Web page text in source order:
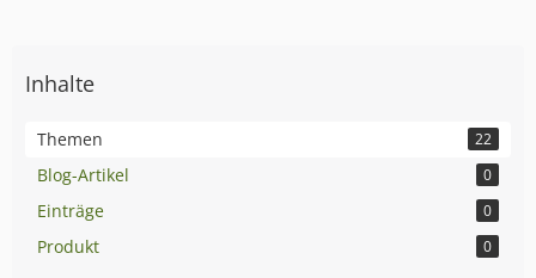
Inhalte
Themen 22
Blog-Artikel 0
Einträge 0
Produkt 0